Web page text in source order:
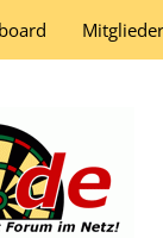
Mitglieder